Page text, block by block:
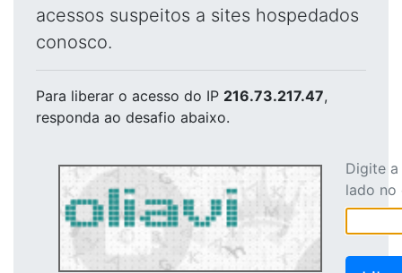
acessos suspeitos a sites hospedados
conosco.
Para liberar o acesso do IP 216.73.217.47,
responda ao desafio abaixo.
Digite
lado no